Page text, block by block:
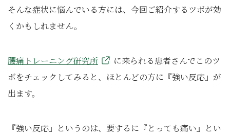
そんな症状に悩んでいる方には、今回ご紹介するツボが効
くかもしれません。
腰痛トレーニング研究所
に来られる患者さんでこのツ
ボをチェックしてみると、ほとんどの方に『強い反応』が
出ます。
『強い反応』というのは、要するに『とっても痛い』とい